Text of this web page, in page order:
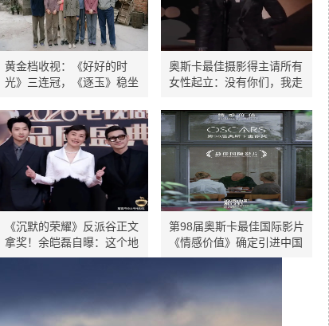
黄金档收视：《好好的时
光》三连冠，《逐玉》稳坐
奥斯卡最佳摄影得主请所有
女性起立：没有你们，我走
《沉默的荣耀》反派谷正文
拿奖！余皑磊自曝：这个地
方，我演错了
第98届奥斯卡最佳国际影片
《情感价值》确定引进中国
内地 档期待定